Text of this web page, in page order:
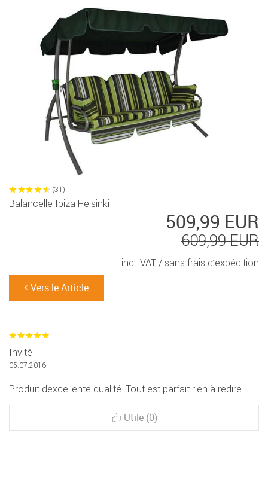
(31)
Balancelle Ibiza Helsinki
509,99 EUR
609,99 EUR
incl. VAT / sans frais d’expédition
Vers le Article
Invité
05.07.2016
Produit dexcellente qualité. Tout est parfait rien à redire.
Utile (0)